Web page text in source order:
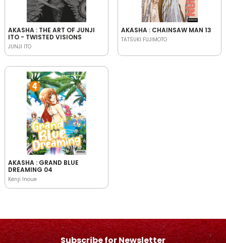
AKASHA : THE ART OF JUNJI
ITO - TWISTED VISIONS
JUNJI ITO
AKASHA : CHAINSAW MAN 13
TATSUKI FUJIMOTO
AKASHA : GRAND BLUE
DREAMING 04
Kenji Inoue
Subscribe for Newsletter